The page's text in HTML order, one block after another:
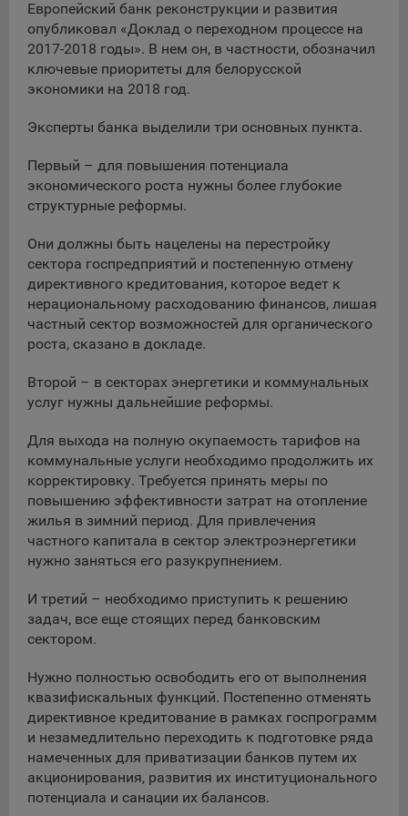
устройства) пользователя сайта Общества, указанных в
пункте 3 Политики, при их посещении для отражения
действий, совершенных пользователем. Эти файлы
позволяют не вводить заново или выбирать те же
параметры при повторном посещении того или иного
Общество не использует файлы cookie для
идентификации субъектов персональных данных.
стороны (устанавливаемые сайтами, которые посещает
пользователь), так и сторонние файлы cookie (задаются
сервером, расположенным вне домена наших сайтов).
Общество обрабатывает обезличенные данные
пользователей сайта (включая файлы «cookie»),
собираемые с помощью сервисов Интернет-статистики,
пользователей на сайте, улучшения качества сайта и его
содержания. Общество обрабатывает обезличенные
настройках браузера пользователя (включено
сохранение файлов cookie и использование технологии
JavaScript).
На сайтах обрабатываются следующие типы файлов
cookie:
Общество может использовать файлы cookie для
рекламирования услуг пользователям сайта
«bankibel.by» на сторонних веб-сайтах. Например, если
пользователь посетит указанный сайт, то в дальнейшем
может встретить рекламу Общества на некоторых
сторонних веб-сайтах.
Иногда Общество использует сторонние файлы cookie
для отслеживания эффективности своих рекламных
объявлений. Такие файлы cookie, например, запоминают,
с помощью каких браузеров пользователи посещают
сайты Общества. С помощью данной процедуры
Европейский банк реконструкции и развития
опубликовал «Доклад о переходном процессе на
2017-2018 годы». В нем он, в частности, обозначил
ключевые приоритеты для белорусской
экономики на 2018 год.
Эксперты банка выделили три основных пункта.
Первый – для повышения потенциала
экономического роста нужны более глубокие
структурные реформы.
Они должны быть нацелены на перестройку
сектора госпредприятий и постепенную отмену
директивного кредитования, которое ведет к
нерациональному расходованию финансов, лишая
частный сектор возможностей для органического
роста, сказано в докладе.
Второй – в секторах энергетики и коммунальных
услуг нужны дальнейшие реформы.
Для выхода на полную окупаемость тарифов на
коммунальные услуги необходимо продолжить их
корректировку. Требуется принять меры по
повышению эффективности затрат на отопление
жилья в зимний период. Для привлечения
частного капитала в сектор электроэнергетики
нужно заняться его разукрупнением.
И третий – необходимо приступить к решению
задач, все еще стоящих перед банковским
сектором.
Нужно полностью освободить его от выполнения
квазифискальных функций. Постепенно отменять
директивное кредитование в рамках госпрограмм
и незамедлительно переходить к подготовке ряда
намеченных для приватизации банков путем их
акционирования, развития их институционального
потенциала и санации их балансов.